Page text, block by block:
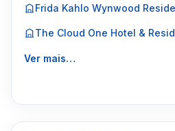
Frida Kahlo Wynwood
The Cloud One Hotel &
Ver mais…